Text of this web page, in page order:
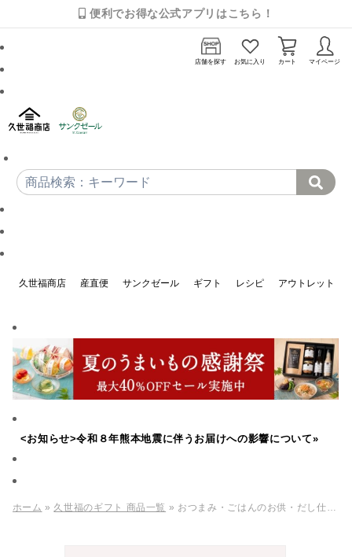
便利でお得な公式アプリはこちら！
店舗を探す お気に入り カート マイページ
久世福商店 産直便 サンクゼール ギフト レシピ アウトレット
<お知らせ>令和８年熊本地震に伴うお届けへの影響について»
ホーム » 久世福のギフト 商品一覧 » おつまみ・ごはんのお供・だし仕立て味噌汁のギフト【送料込】